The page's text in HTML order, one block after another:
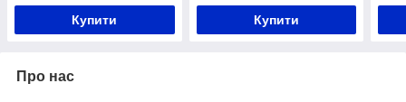
Купити Купити
Про нас